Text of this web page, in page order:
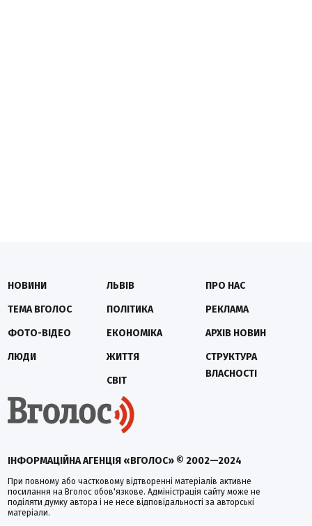
ІНФОРМАЦІЙНА АГЕНЦІЯ «ВГОЛОС» © 2002—2024
При повному або частковому відтворенні матеріалів активне
посилання на Вголос обов'язкове. Адміністрація сайту може не
поділяти думку автора і не несе відповідальності за авторські
матеріали.
НОВИНИ
ТЕМА ВГОЛОС
ФОТО-ВІДЕО
ЛЮДИ
ЛЬВІВ
ПОЛІТИКА
ЕКОНОМІКА
ЖИТТЯ
СВІТ
ПРО НАС
РЕКЛАМА
АРХІВ НОВИН
СТРУКТУРА
ВЛАСНОСТІ